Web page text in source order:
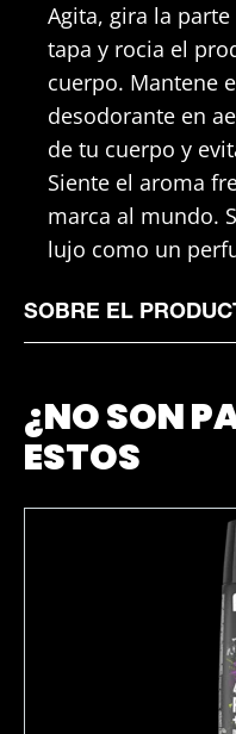
Agita, gira la
tapa y rocia el
cuerpo. Mantene
desodorante en
de tu cuerpo y
Siente el aroma
marca al mundo.
lujo como un
SOBRE EL
¿NO SON
ESTOS